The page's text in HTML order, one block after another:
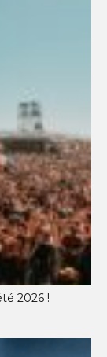
2026 !